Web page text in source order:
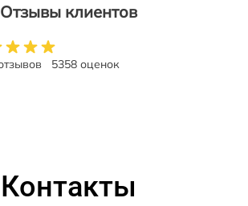
Отзывы клиентов
5358 оценок
Контакты